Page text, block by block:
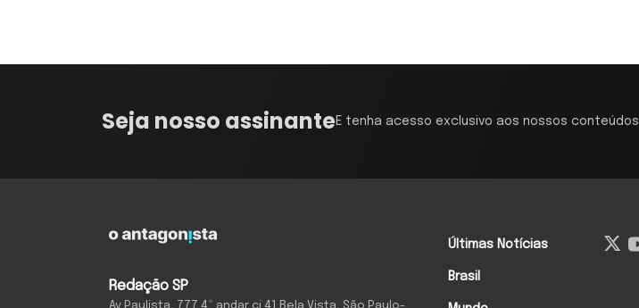
Seja nosso assinanteE tenha acesso exclusivo aos nossos conteúdos
Redação SP
Últimas Notícias
Brasil